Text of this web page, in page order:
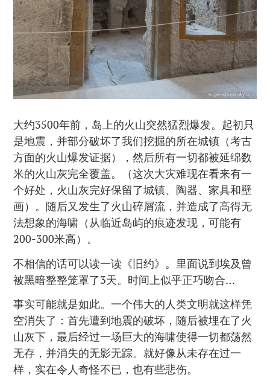
大约3500年前，岛上的火山突然猛烈爆发。起初只
是地震，并部分破坏了我们挖掘的所在城镇（考古
方面的火山爆发证据），然后所有一切都被延绵数
米的火山灰完全覆盖。（这次大灾难现在看来有一
个好处，火山灰完好保留了城镇、陶器、家具和壁
画）。随后又发生了火山碎屑流，并造成了高得无
法想象的海啸（从临近岛屿的痕迹发现，可能有
200-300米高）。
不相信的话可以读一读《旧约》。里面说到埃及曾
被黑暗整整笼罩了3天。时间上似乎正巧吻合…
事实可能就是如此。一个伟大的人类文明就这样凭
空消失了：首先遭到地震的破坏，随后被埋在了火
山灰下，最后经过一场巨大的海啸使得一切都荡然
无存，并消失的无影无踪。就好像从未存在过一
样，实在令人奇怪不已，也有些悲伤。